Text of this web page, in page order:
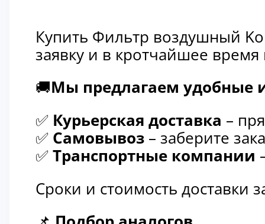
Купить Фильтр воздушный
заявку и в кротчайшее
🚚Мы предлагаем удобные
✅ Курьерская доставка –
✅ Самовывоз – заберите
✅ Транспортные компании
Сроки и стоимость доставки